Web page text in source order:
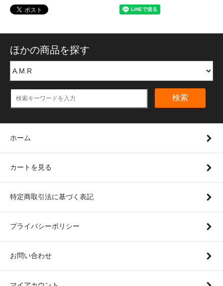
ほかの商品を探す
検索
ホーム
カートを見る
特定商取引法に基づく表記
プライバシーポリシー
お問い合わせ